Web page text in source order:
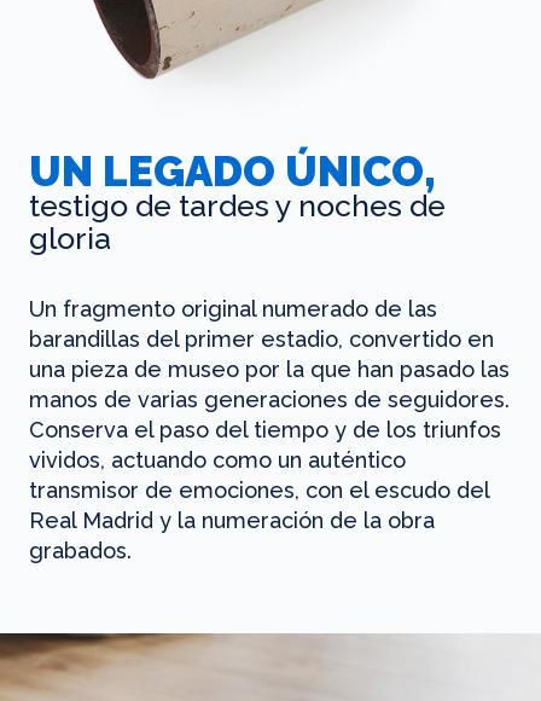
UN LEGADO ÚNICO,
testigo de tardes y noches de
gloria
Un fragmento original numerado de las
barandillas del primer estadio, convertido en
una pieza de museo por la que han pasado las
manos de varias generaciones de seguidores.
Conserva el paso del tiempo y de los triunfos
vividos, actuando como un auténtico
transmisor de emociones, con el escudo del
Real Madrid y la numeración de la obra
grabados.